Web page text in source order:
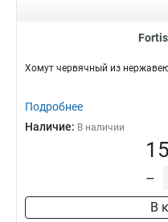
Хомут червячный из
Подробнее
Наличие: В наличии
–
В